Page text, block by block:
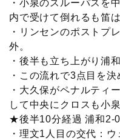
・小泉のスルーパスを
内で受けて倒れるも笛は
・リンセンのポストプ
外。
・後半も立ち上がり浦
・この流れで3点目を決
・大久保がペナルティ
して中央にクロスも小
★後半10分経過 浦和2-
・理文1人目の交代：